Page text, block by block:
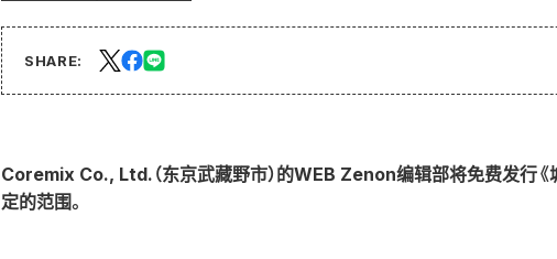
SHARE:
Coremix Co., Ltd.（东京武藏野市）的WEB Zenon编辑部将免费发行
定的范围。